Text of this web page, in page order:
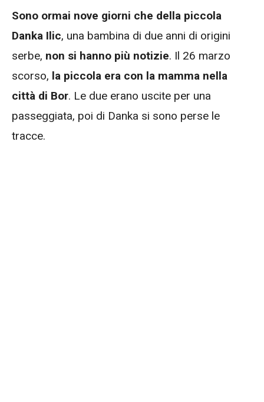
Sono ormai nove giorni che della piccola
Danka Ilic, una bambina di due anni di origini
serbe, non si hanno più notizie. Il 26 marzo
scorso, la piccola era con la mamma nella
città di Bor. Le due erano uscite per una
passeggiata, poi di Danka si sono perse le
tracce.